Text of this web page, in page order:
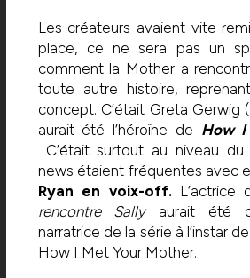
Les créateurs avaient vite
place, ce ne sera pas un
comment la Mother a
toute autre histoire,
concept. C’était Greta Gerwig (
aurait été l’héroïne de How I
C’était surtout au niveau
news étaient fréquentes avec
Ryan en voix-off.L’actrice
rencontre Sallyaurait été
narratrice de la série à l’instar
How I Met Your Mother.